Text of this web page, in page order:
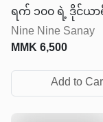
ရက် ၁၀၀ ရဲ့ ဒိုင်ယ
Nine Nine Sanay
MMK6,500
Add to